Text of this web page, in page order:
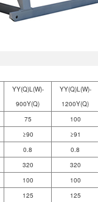
YY(Q)L(W)-
900Y(Q)
YY(Q)L(W)-
1200Y(Q)
75 100
≥90 ≥91
0.8 0.8
320 320
100 100
125 125